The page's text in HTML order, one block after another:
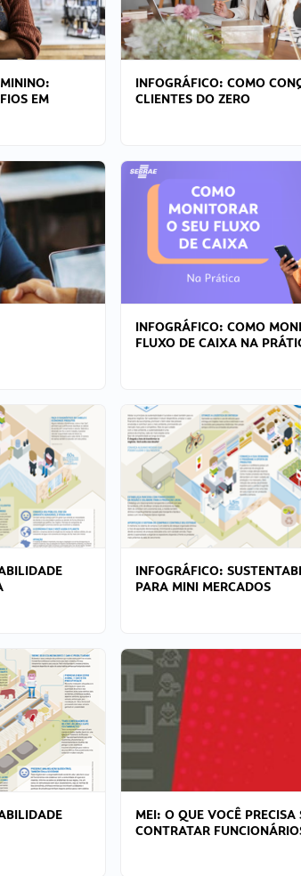
EM
INFOGRÁFICO: COMO
CLIENTES DO ZERO
INFOGRÁFICO: COMO
FLUXO DE CAIXA NA
INFOGRÁFICO:
PARA MINI MERCADOS
MEI: O QUE VOCÊ PRECISA
CONTRATAR